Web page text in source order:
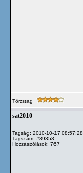
Törzstag
sat2010
Tagság: 2010-10-17 08:57:28
Tagszám: #89353
Hozzászólások: 767